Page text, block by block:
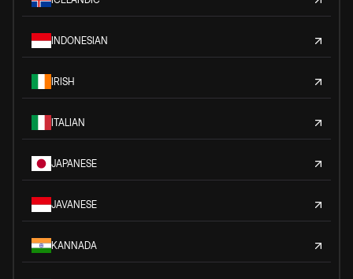
INDONESIAN
IRISH
ITALIAN
JAPANESE
JAVANESE
KANNADA